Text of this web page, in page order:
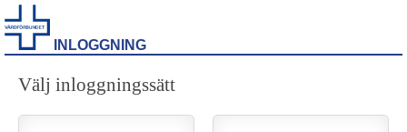
INLOGGNING
Välj inloggningssätt